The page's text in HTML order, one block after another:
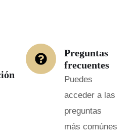
Preguntas
frecuentes
Puedes
acceder a las
preguntas
más comúnes